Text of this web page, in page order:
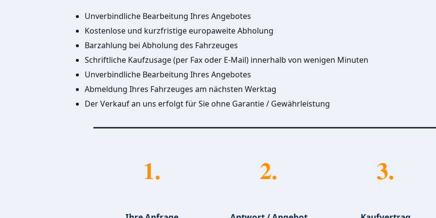
Unverbindliche Bearbeitung Ihres Angebotes
Kostenlose und kurzfristige europaweite Abholung
Barzahlung bei Abholung des Fahrzeuges
Schriftliche Kaufzusage (per Fax oder E-Mail) innerhalb von wenigen Minuten
Unverbindliche Bearbeitung Ihres Angebotes
Abmeldung Ihres Fahrzeuges am nächsten Werktag
Der Verkauf an uns erfolgt für Sie ohne Garantie / Gewährleistung
1. 2. 3.